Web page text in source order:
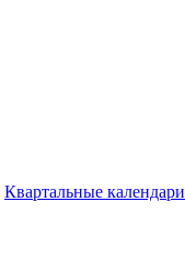
Квартальные календари